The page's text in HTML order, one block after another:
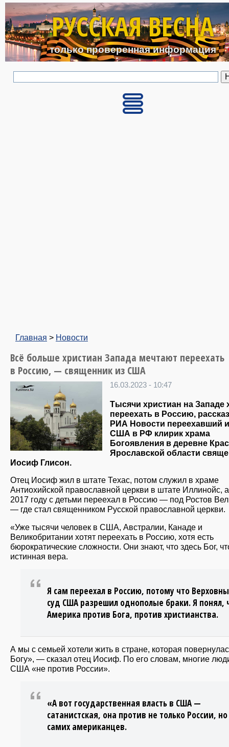
Перейти к основному
РУССКАЯ ВЕСНА
только проверенная информация
Главная > Новости
Всё больше христиан Запада мечтают переехать
в Россию, — священник из США
16.03.2023 - 10:47
Тысячи христиан на Западе
переехать в Россию,
РИА Новости переехавший
США в РФ клирик храма
Богоявления в деревне
Ярославской области
Иосиф Глисон.
Отец Иосиф жил в штате Техас, потом служил в храме
Антиохийской православной церкви в штате Иллинойс,
2017 году с детьми переехал в Россию — под Ростов
— где стал священником Русской православной церкви.
«Уже тысячи человек в США, Австралии, Канаде и
Великобритании хотят переехать в Россию, хотя есть
бюрократические сложности. Они знают, что здесь Бог,
истинная вера.
Я сам переехал в Россию, потому что
суд США разрешил однополые браки. Я понял,
Америка против Бога, против христианства.
А мы с семьей хотели жить в стране, которая
Богу», — сказал отец Иосиф. По его словам, многие
США «не против России».
«А вот государственная власть в США —
сатанистская, она против не только России,
самих американцев.